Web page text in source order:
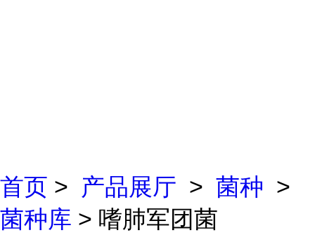
首页 > 产品展厅 > 菌种 >
菌种库 > 嗜肺军团菌